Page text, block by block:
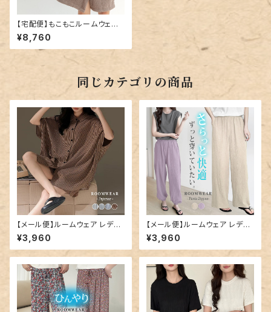
【宅配便】もこもこルームウェア
カーディガン／roomwear210
¥8,760
同じカテゴリの商品
【メール便】ルームウェア レディ
ース ビッグシルエット セットアッ
プ 半袖／roomwear299
¥3,960
【メール便】ルームウェア レディ
ース パンツ のみ ボトムス ダブ
ルガーゼ ワンマイルウェア／ro
omwear300
¥3,960